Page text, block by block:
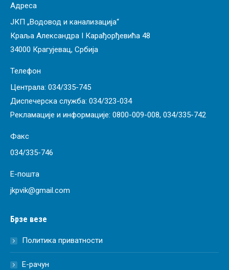
Адреса
ЈКП „Водовод и канализација“
Краља Александра I Карађорђевића 48
34000 Крагујевац, Србија
Телефон
Централа: 034/335-745
Диспечерска служба: 034/323-034
Рекламације и информације: 0800-009-008, 034/335-742
Факс
034/335-746
Е-пошта
jkpvik@gmail.com
Брзе везе
Политика приватности
Е-рачун